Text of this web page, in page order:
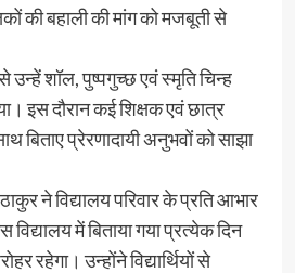
की बहाली की मांग को मजबूती से
उन्हें शॉल, पुष्पगुच्छ एवं स्मृति चिन्ह
इस दौरान कई शिक्षक एवं छात्र
बिताए प्रेरणादायी अनुभवों को साझा
ने विद्यालय परिवार के प्रति आभार
में बिताया गया प्रत्येक दिन
रहेगा। उन्होंने विद्यार्थियों से